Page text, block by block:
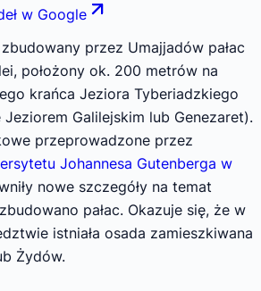
w Google
przez Umajjadów pałac
położony ok. 200 metrów na
krańca Jeziora Tyberiadzkiego
Galilejskim lub Genezaret).
przeprowadzone przez
Johannesa Gutenberga w
nowe szczegóły na temat
pałac. Okazuje się, że w
istniała osada zamieszkiwana
Żydów.